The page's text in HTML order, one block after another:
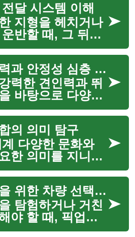
달 시스템 이해
지형을 헤치거나
반할 때, 그 뒤에
계된 동력 전달
하고 있습니다. 이
에서 생성된 힘을
으로 전달하여 차
업과 환경에...
차량의 견인력과 안정성 심층 분석
력한 견인력과 뛰
바탕으로 다양한
핵심적인 역할을
입니다. 무거운 짐
대형 트레일러를
화되어 있으며,
서도 안정적인
의 의미 탐구
다양한 문화와
한 의미를 지니는
인 경험입니다. 이
함께 삶의 여정을
공개적인 선언이
단순한 법적 절차
감정적, 정신적...
험난한 지형을 위한 차량 선택 가이드
탐험하거나 거친
야 할 때, 픽업트
다재다능한 선택